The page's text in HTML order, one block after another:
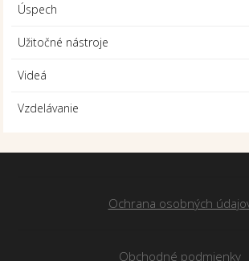
Úspech
Užitočné nástroje
Videá
Vzdelávanie
Ochrana osobných
Obchodné podmienky